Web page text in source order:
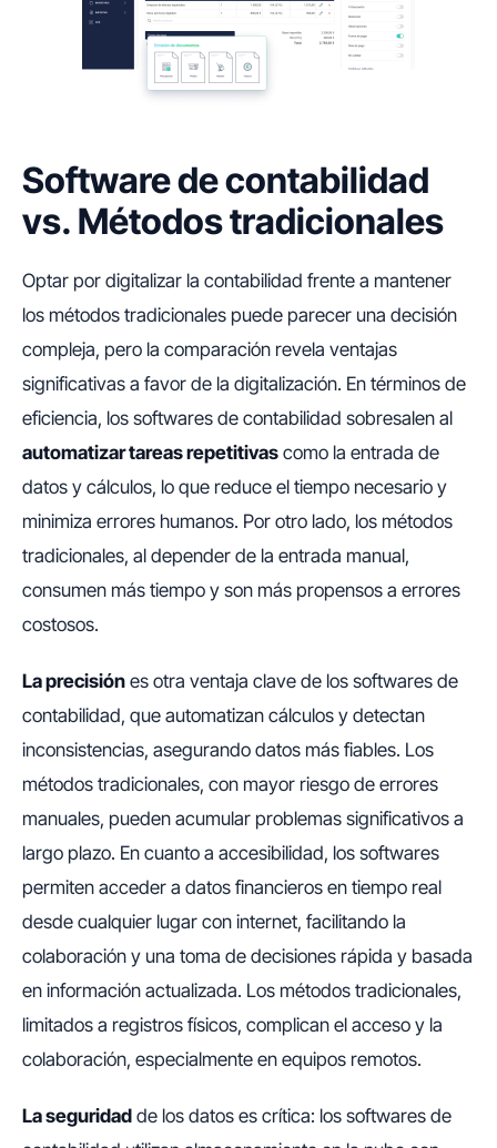
Software de contabilidad
vs. Métodos tradicionales
Optar por digitalizar la contabilidad frente a mantener
los métodos tradicionales puede parecer una decisión
compleja, pero la comparación revela ventajas
significativas a favor de la digitalización. En términos de
eficiencia, los softwares de contabilidad sobresalen al
automatizar tareas repetitivas como la entrada de
datos y cálculos, lo que reduce el tiempo necesario y
minimiza errores humanos. Por otro lado, los métodos
tradicionales, al depender de la entrada manual,
consumen más tiempo y son más propensos a errores
costosos.
La precisión es otra ventaja clave de los softwares de
contabilidad, que automatizan cálculos y detectan
inconsistencias, asegurando datos más fiables. Los
métodos tradicionales, con mayor riesgo de errores
manuales, pueden acumular problemas significativos a
largo plazo. En cuanto a accesibilidad, los softwares
permiten acceder a datos financieros en tiempo real
desde cualquier lugar con internet, facilitando la
colaboración y una toma de decisiones rápida y basada
en información actualizada. Los métodos tradicionales,
limitados a registros físicos, complican el acceso y la
colaboración, especialmente en equipos remotos.
La seguridad de los datos es crítica: los softwares de